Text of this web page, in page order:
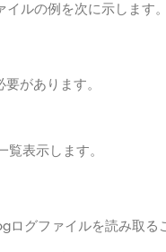
ルの例を次に示します。
があります。
表示します。
グファイルを読み取る